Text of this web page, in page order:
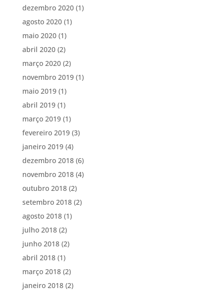
dezembro 2020(1)
agosto 2020(1)
maio 2020(1)
abril 2020(2)
março 2020(2)
novembro 2019(1)
maio 2019(1)
abril 2019(1)
março 2019(1)
fevereiro 2019(3)
janeiro 2019(4)
dezembro 2018(6)
novembro 2018(4)
outubro 2018(2)
setembro 2018(2)
agosto 2018(1)
julho 2018(2)
junho 2018(2)
abril 2018(1)
março 2018(2)
janeiro 2018(2)